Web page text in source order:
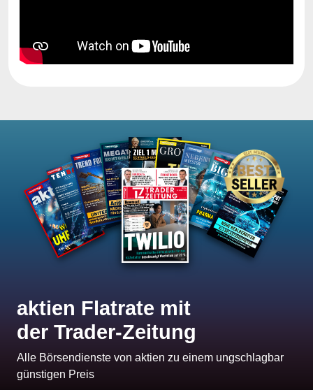
aktien Flatrate mit
der Trader-Zeitung
Alle Börsendienste von aktien zu einem ungschlagbar
günstigen Preis